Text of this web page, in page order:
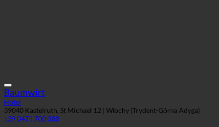
Baumwirt
Hotel
39040 Kastelruth, St Michael 12 | Włochy (Trydent-Górna Adyga)
+39 0471 700 088